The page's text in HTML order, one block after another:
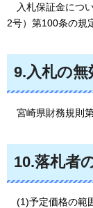
入札保証金につ
2号）第100条の規
9.入札の
宮崎県財務規則
10.落札者
(1)予定価格の範